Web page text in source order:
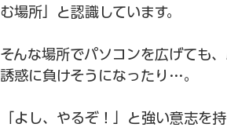
む場所」と認識しています。
そんな場所でパソコンを広げても
誘惑に負けそうになったり…。
「よし、やるぞ！」と強い意志を